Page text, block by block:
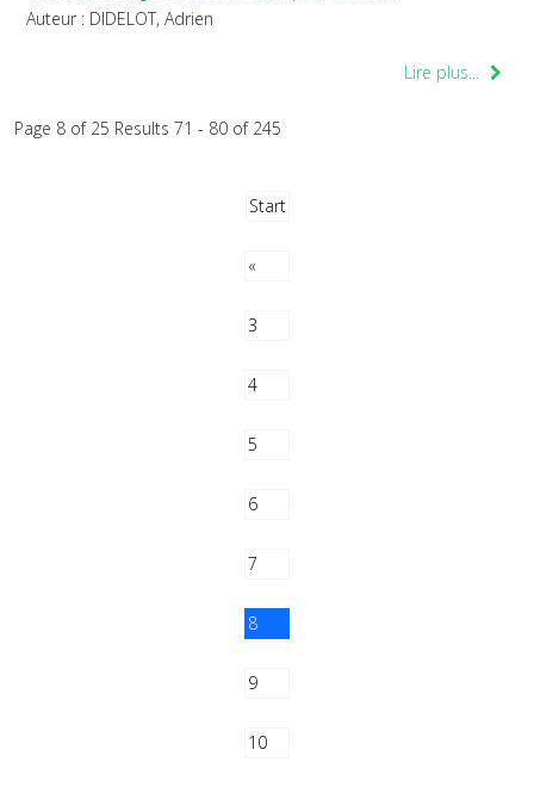
Auteur : DIDELOT, Adrien
Lire plus...
Page 8 of 25 Results 71 - 80 of 245
Start
«
3
4
5
6
7
8
9
10